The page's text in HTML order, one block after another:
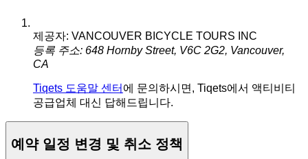
제공자: VANCOUVER BICYCLE TOURS INC
등록 주소: 648 Hornby Street, V6C 2G2, Vancouver,
CA
Tiqets 도움말 센터 에 문의하시면, Tiqets에서 액티비티
공급업체 대신 답해드립니다.
예약 일정 변경 및 취소 정책